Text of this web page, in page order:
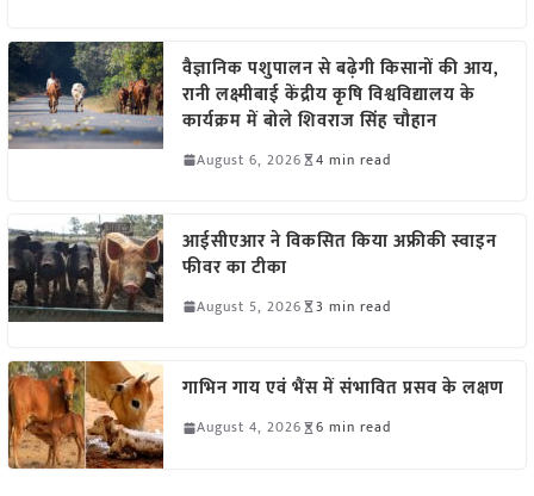
वैज्ञानिक पशुपालन से बढ़ेगी किसानों की आय,
रानी लक्ष्मीबाई केंद्रीय कृषि विश्वविद्यालय के
कार्यक्रम में बोले शिवराज सिंह चौहान
August 6, 2026 4 min read
आईसीएआर ने विकसित किया अफ्रीकी स्वाइन
फीवर का टीका
August 5, 2026 3 min read
गाभिन गाय एवं भैंस में संभावित प्रसव के लक्षण
August 4, 2026 6 min read